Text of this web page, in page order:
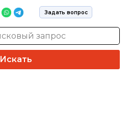
Задать вопрос
Искать